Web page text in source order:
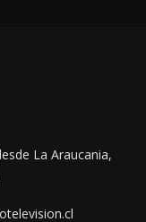
La Araucania,